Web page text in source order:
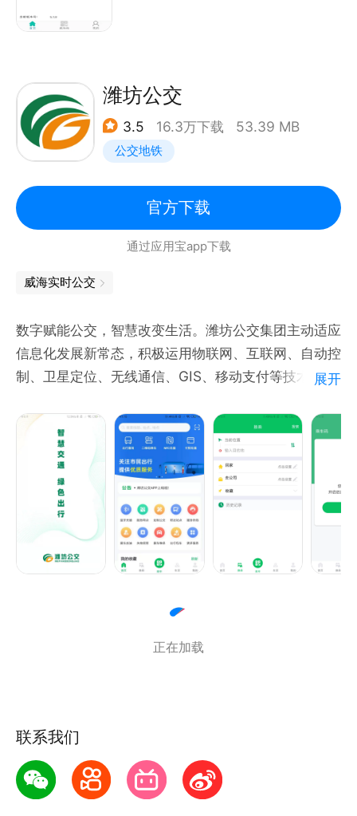
潍坊公交
3.5 16.3万下载 53.39 MB
公交地铁
官方下载
通过应用宝app下载
威海实时公交
数字赋能公交，智慧改变生活。潍坊公交集团主动适应
信息化发展新常态，积极运用物联网、互联网、自动控
制、卫星定位、无线通信、GIS、移动支付等技术手
——“潍坊公交”APP.
1、一体化“导航”。为您提供一体化“导航”服务，从出
行查询、定制公交到服务网点、服务热线，再到移动充
值、扫码乘车等，所有功能尽在新版“潍坊公交”APP。
2、个性化设置功能。您可以根据自己的喜好和需求定
制首页功能区入口，让应用更符合您的个性化需求。
3、实时公交追踪。查看地图上公交车辆的实时位置，
车和下车站点，畅意出行轻松把握。
的烦恼。
6、乘车记录可查询。您随时随地可以查看乘车记录，
方便快捷，让您对自己的出行状况了如指掌。
展开
正在加载
联系我们